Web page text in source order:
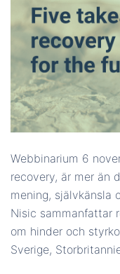
Webbinarium 6
recovery, är mer än
mening, självkänsla
Nisic sammanfattar
om hinder och
Sverige,